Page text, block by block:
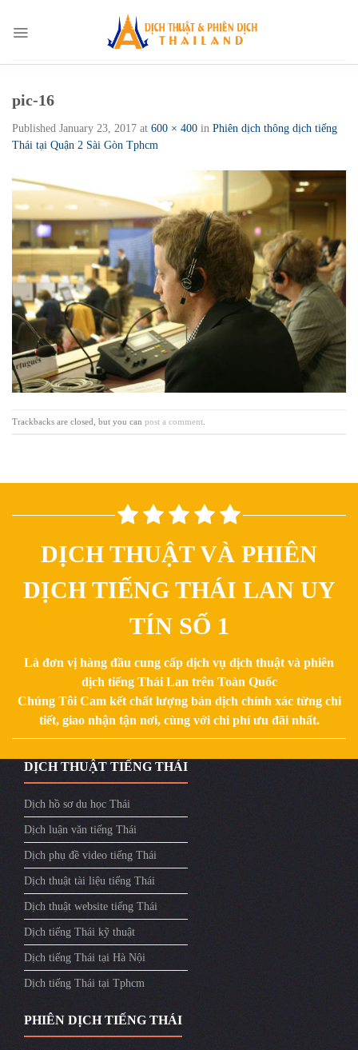
content
pic-16
Published January 23, 2017 at 600 × 400 in Phiên dịch thông dịch tiếng
Thái tại Quận 2 Sài Gòn Tphcm
Trackbacks are closed, but you can post a comment
DỊCH THUẬT VÀ PHIÊN
DỊCH TIẾNG THÁI LAN UY
TÍN SỐ 1
Là đơn vị hàng đầu cung cấp dịch vụ dịch thuật và phiên
dịch tiếng Thái Lan trên Toàn Quốc
Chúng Tôi Cam kết chất lượng bản dịch chính xác từng chi
tiết, giao nhận tận nơi, cùng với chi phí ưu đãi nhất.
DỊCH THUẬT TIẾNG THÁI
Dịch hồ sơ du học Thái
Dịch luận văn tiếng Thái
Dịch phụ đề video tiếng Thái
Dịch thuật tài liệu tiếng Thái
Dịch thuật website tiếng Thái
Dịch tiếng Thái kỹ thuật
Dịch tiếng Thái tại Hà Nội
Dịch tiếng Thái tại Tphcm
PHIÊN DỊCH TIẾNG THÁI